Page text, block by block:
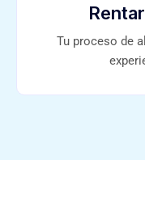
Tu proceso de